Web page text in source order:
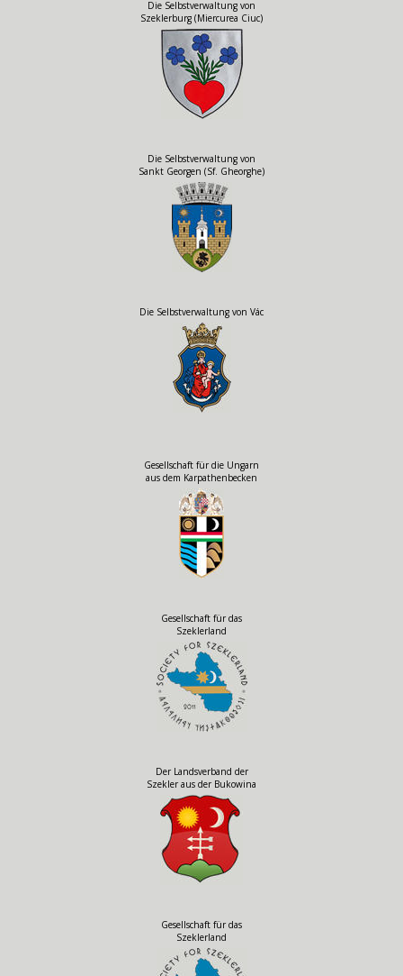
Die Selbstverwaltung von
Szeklerburg (Miercurea Ciuc)
Die Selbstverwaltung von
Sankt Georgen (Sf. Gheorghe)
Die Selbstverwaltung von Vác
Gesellschaft für die Ungarn
aus dem Karpathenbecken
Gesellschaft für das
Szeklerland
Der Landsverband der
Szekler aus der Bukowina
Gesellschaft für das
Szeklerland